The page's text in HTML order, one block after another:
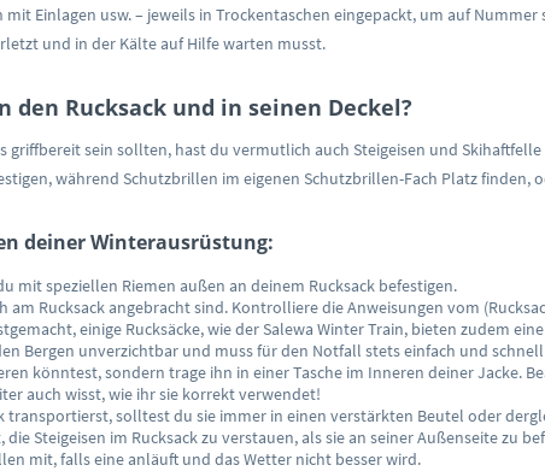
Einlagen usw. – jeweils in Trockentaschen eingepackt, um auf
und in der Kälte auf Hilfe warten musst.
den Rucksack und in seinen Deckel?
griffbereit sein sollten, hast du vermutlich auch Steigeisen und
während Schutzbrillen im eigenen Schutzbrillen-Fach Platz finden,
deiner Winterausrüstung:
mit speziellen Riemen außen an deinem Rucksack befestigen.
am Rucksack angebracht sind. Kontrolliere die Anweisungen vom
einige Rucksäcke, wie der Salewa Winter Train, bieten zudem
Bergen unverzichtbar und muss für den Notfall stets einfach und
könntest, sondern trage ihn in einer Tasche im Inneren deiner Jacke.
auch wisst, wie ihr sie korrekt verwendet!
transportierst, solltest du sie immer in einen verstärkten Beutel oder
Steigeisen im Rucksack zu verstauen, als sie an seiner Außenseite zu
mit, falls eine anläuft und das Wetter nicht besser wird.